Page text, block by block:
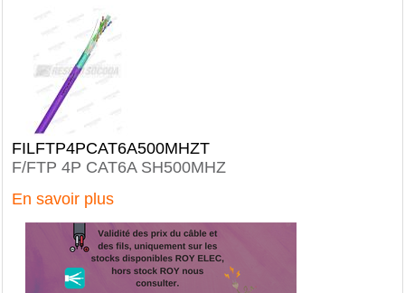
FILFTP4PCAT6A500MHZT
F/FTP 4P CAT6A SH500MHZ
En savoir plus